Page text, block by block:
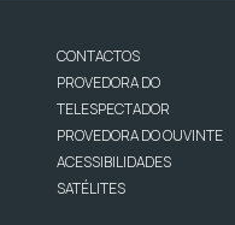
CONTACTOS
PROVEDORA DO
TELESPECTADOR
PROVEDORA DO OUVINTE
ACESSIBILIDADES
SATÉLITES